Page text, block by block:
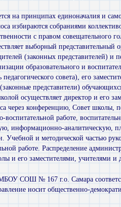
на принципах единоначалия и
избираются собраниями
с правом совещательного
выборный представительный
(законных представителей) и
образовательного и
педагогического совета), его
представители)
осуществляет директор и его
через конференцию, Совет школы,
воспитательной работе,
информационно-аналитическую,
и методической частью
работе. Распределение
и его заместителями, учителями
СОШ № 167 г.о. Самара
носит общественно-